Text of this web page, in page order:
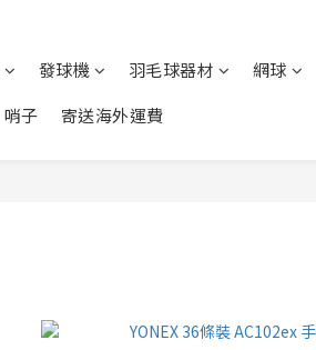
發球機 羽毛球器材
網球
哨子 寄送海外運費